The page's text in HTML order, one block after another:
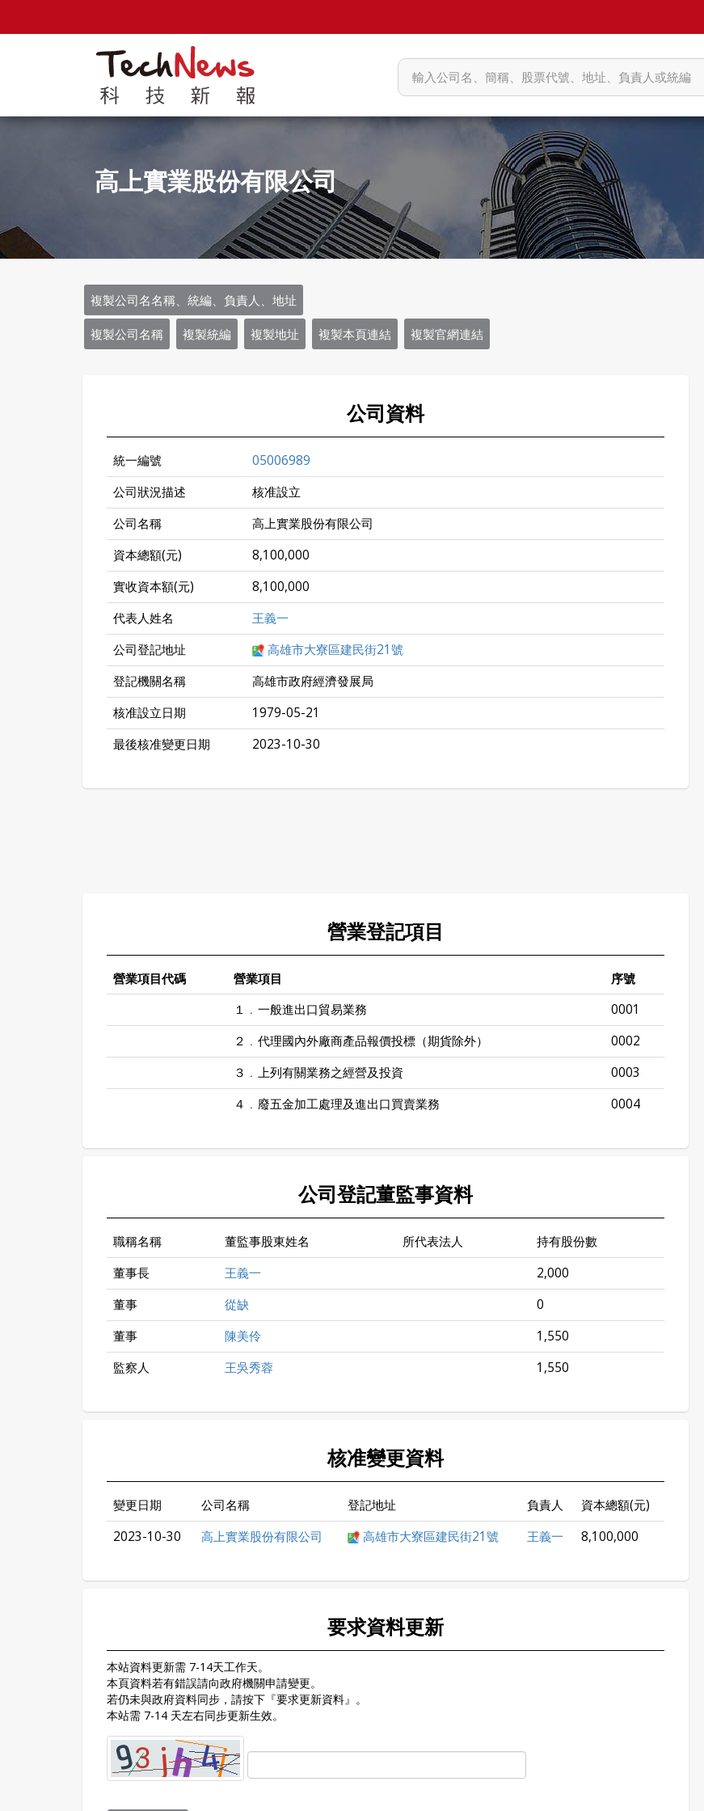
高上實業股份有限公司
複製公司名名稱、統編、負責人、地址
複製公司名稱 複製統編 複製地址 複製本頁連結 複製官網連結
公司資料
統一編號
05006989
公司狀況描述
核准設立
公司名稱
高上實業股份有限公司
資本總額(元)
8,100,000
實收資本額(元)
8,100,000
代表人姓名
王義一
公司登記地址
高雄市大寮區建民街21號
登記機關名稱
高雄市政府經濟發展局
核准設立日期
1979-05-21
最後核准變更日期
2023-10-30
營業登記項目
營業項目代碼 營業項目 序號
１﹒一般進出口貿易業務
0001
２﹒代理國內外廠商產品報價投標（期貨除外）
0002
３﹒上列有關業務之經營及投資
0003
４﹒廢五金加工處理及進出口買賣業務
0004
公司登記董監事資料
職稱名稱 董監事股東姓名 所代表法人
持有股份數
董事長
王義一
2,000
董事
從缺
0
董事
陳美伶
1,550
監察人
王吳秀蓉 1,550
核准變更資料
變更日期 公司名稱 登記地址 負責人
資本總額(元)
2023-10-30
高上實業股份有限公司 高雄市大寮區建民街21號 王義一 8,100,000
要求資料更新
本站資料更新需 7-14天工作天。
本頁資料若有錯誤請向政府機關申請變更。
若仍未與政府資料同步，請按下『要求更新資料』。
本站需 7-14 天左右同步更新生效。